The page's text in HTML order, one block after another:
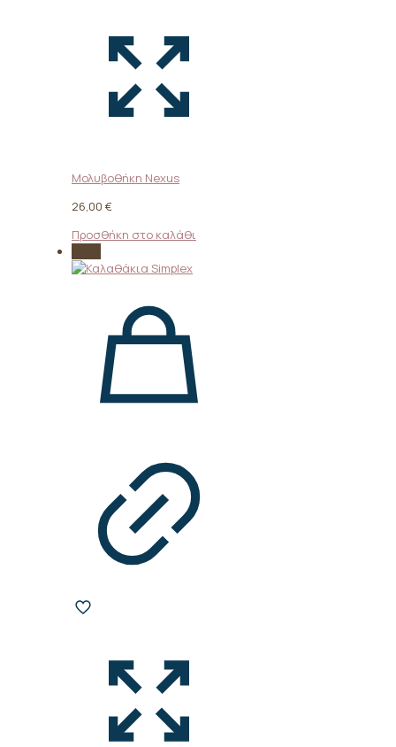
Μολυβοθήκη Nexus
26,00 €
Προσθήκη στο καλάθι